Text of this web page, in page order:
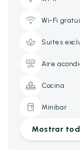
Wi-Fi
Suites
Aire
Cocina
Minibar
Mostrar